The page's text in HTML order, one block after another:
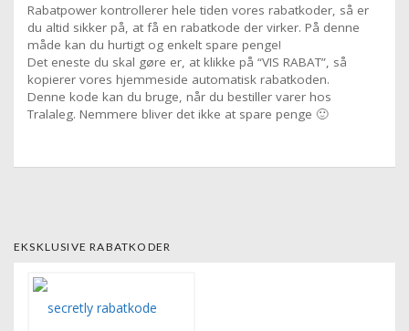
Rabatpower kontrollerer hele tiden vores rabatkoder, så er
du altid sikker på, at få en rabatkode der virker. På denne
måde kan du hurtigt og enkelt spare penge!
Det eneste du skal gøre er, at klikke på “VIS RABAT”, så
kopierer vores hjemmeside automatisk rabatkoden.
Denne kode kan du bruge, når du bestiller varer hos
Tralaleg. Nemmere bliver det ikke at spare penge 🙂
EKSKLUSIVE RABATKODER